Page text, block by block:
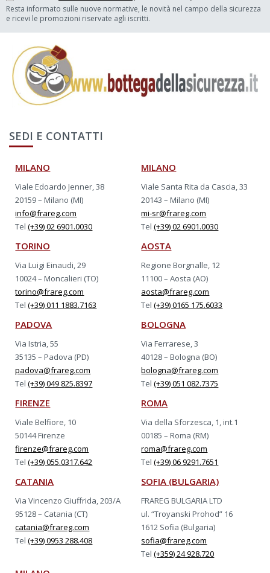
Resta informato sulle nuove normative, le novità nel campo della sicurezza
e ricevi le promozioni riservate agli iscritti.
SEDI E CONTATTI
MILANO
Viale Edoardo Jenner, 38
20159 – Milano (MI)
info@frareg.com
Tel(+39) 02 6901.0030
MILANO
Viale Santa Rita da Cascia, 33
20143 – Milano (MI)
mi-sr@frareg.com
Tel(+39) 02 6901.0030
TORINO
Via Luigi Einaudi, 29
10024 – Moncalieri (TO)
torino@frareg.com
Tel(+39) 011 1883.7163
AOSTA
Regione Borgnalle, 12
11100 – Aosta (AO)
aosta@frareg.com
Tel(+39) 0165 175.6033
PADOVA
Via Istria, 55
35135 – Padova (PD)
padova@frareg.com
Tel(+39) 049 825.8397
BOLOGNA
Via Ferrarese, 3
40128 – Bologna (BO)
bologna@frareg.com
Tel(+39) 051 082.7375
FIRENZE
Viale Belfiore, 10
50144 Firenze
firenze@frareg.com
Tel(+39) 055.0317.642
ROMA
Via della Sforzesca, 1, int.1
00185 – Roma (RM)
roma@frareg.com
Tel(+39) 06 9291.7651
CATANIA
Via Vincenzo Giuffrida, 203/A
95128 – Catania (CT)
catania@frareg.com
Tel(+39) 0953 288.408
SOFIA (BULGARIA)
FRAREG BULGARIA LTD
ul. “Troyanski Prohod” 16
1612 Sofia (Bulgaria)
sofia@frareg.com
Tel(+359) 24 928.720